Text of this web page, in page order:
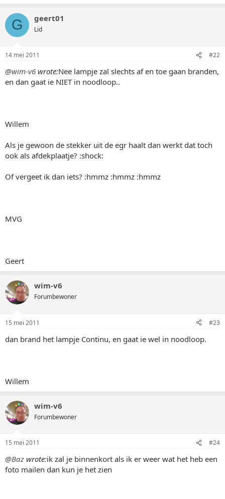
G geert01
Lid
14 mei 2011 #22
@wim-v6 wrote:Nee lampje zal slechts af en toe gaan branden,
en dan gaat ie NIET in noodloop..
Willem
Als je gewoon de stekker uit de egr haalt dan werkt dat toch
ook als afdekplaatje? :shock:
Of vergeet ik dan iets? :hmmz :hmmz :hmmz
MVG
Geert
wim-v6
Forumbewoner
15 mei 2011 #23
dan brand het lampje Continu, en gaat ie wel in noodloop.
Willem
wim-v6
Forumbewoner
15 mei 2011 #24
@Baz wrote:ik zal je binnenkort als ik er weer wat het heb een
foto mailen dan kun je het zien